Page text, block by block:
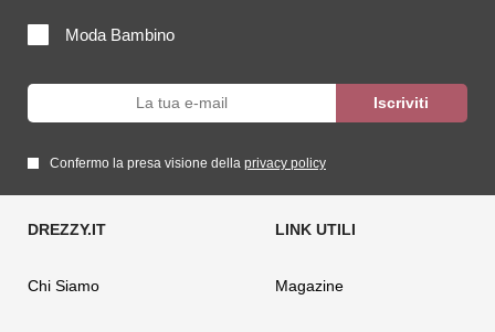
Moda Bambino
Confermo la presa visione della privacy policy
Chi Siamo Magazine